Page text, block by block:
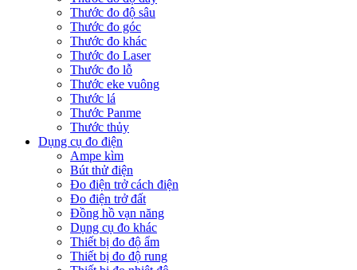
Thước đo độ sâu
Thước đo góc
Thước đo khác
Thước đo Laser
Thước đo lỗ
Thước eke vuông
Thước lá
Thước Panme
Thước thủy
Dụng cụ đo điện
Ampe kìm
Bút thử điện
Đo điện trở cách điện
Đo điện trở đất
Đồng hồ vạn năng
Dụng cụ đo khác
Thiết bị đo độ ẩm
Thiết bị đo độ rung